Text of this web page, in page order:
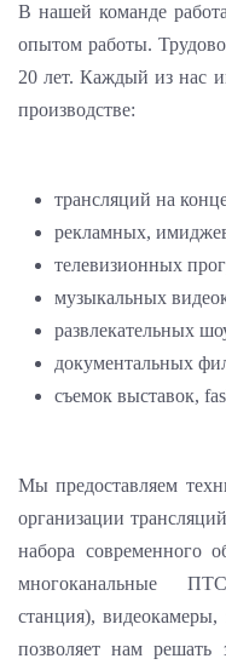
В нашей команде
опытом работы.
20 лет. Каждый из нас
производстве:
трансляций на
рекламных,
телевизионных
музыкальных
развлекательных
документальных
съемок выставок,
Мы предоставляем
организации
набора современного
многоканальные
станция), видеокамеры,
позволяет нам решать